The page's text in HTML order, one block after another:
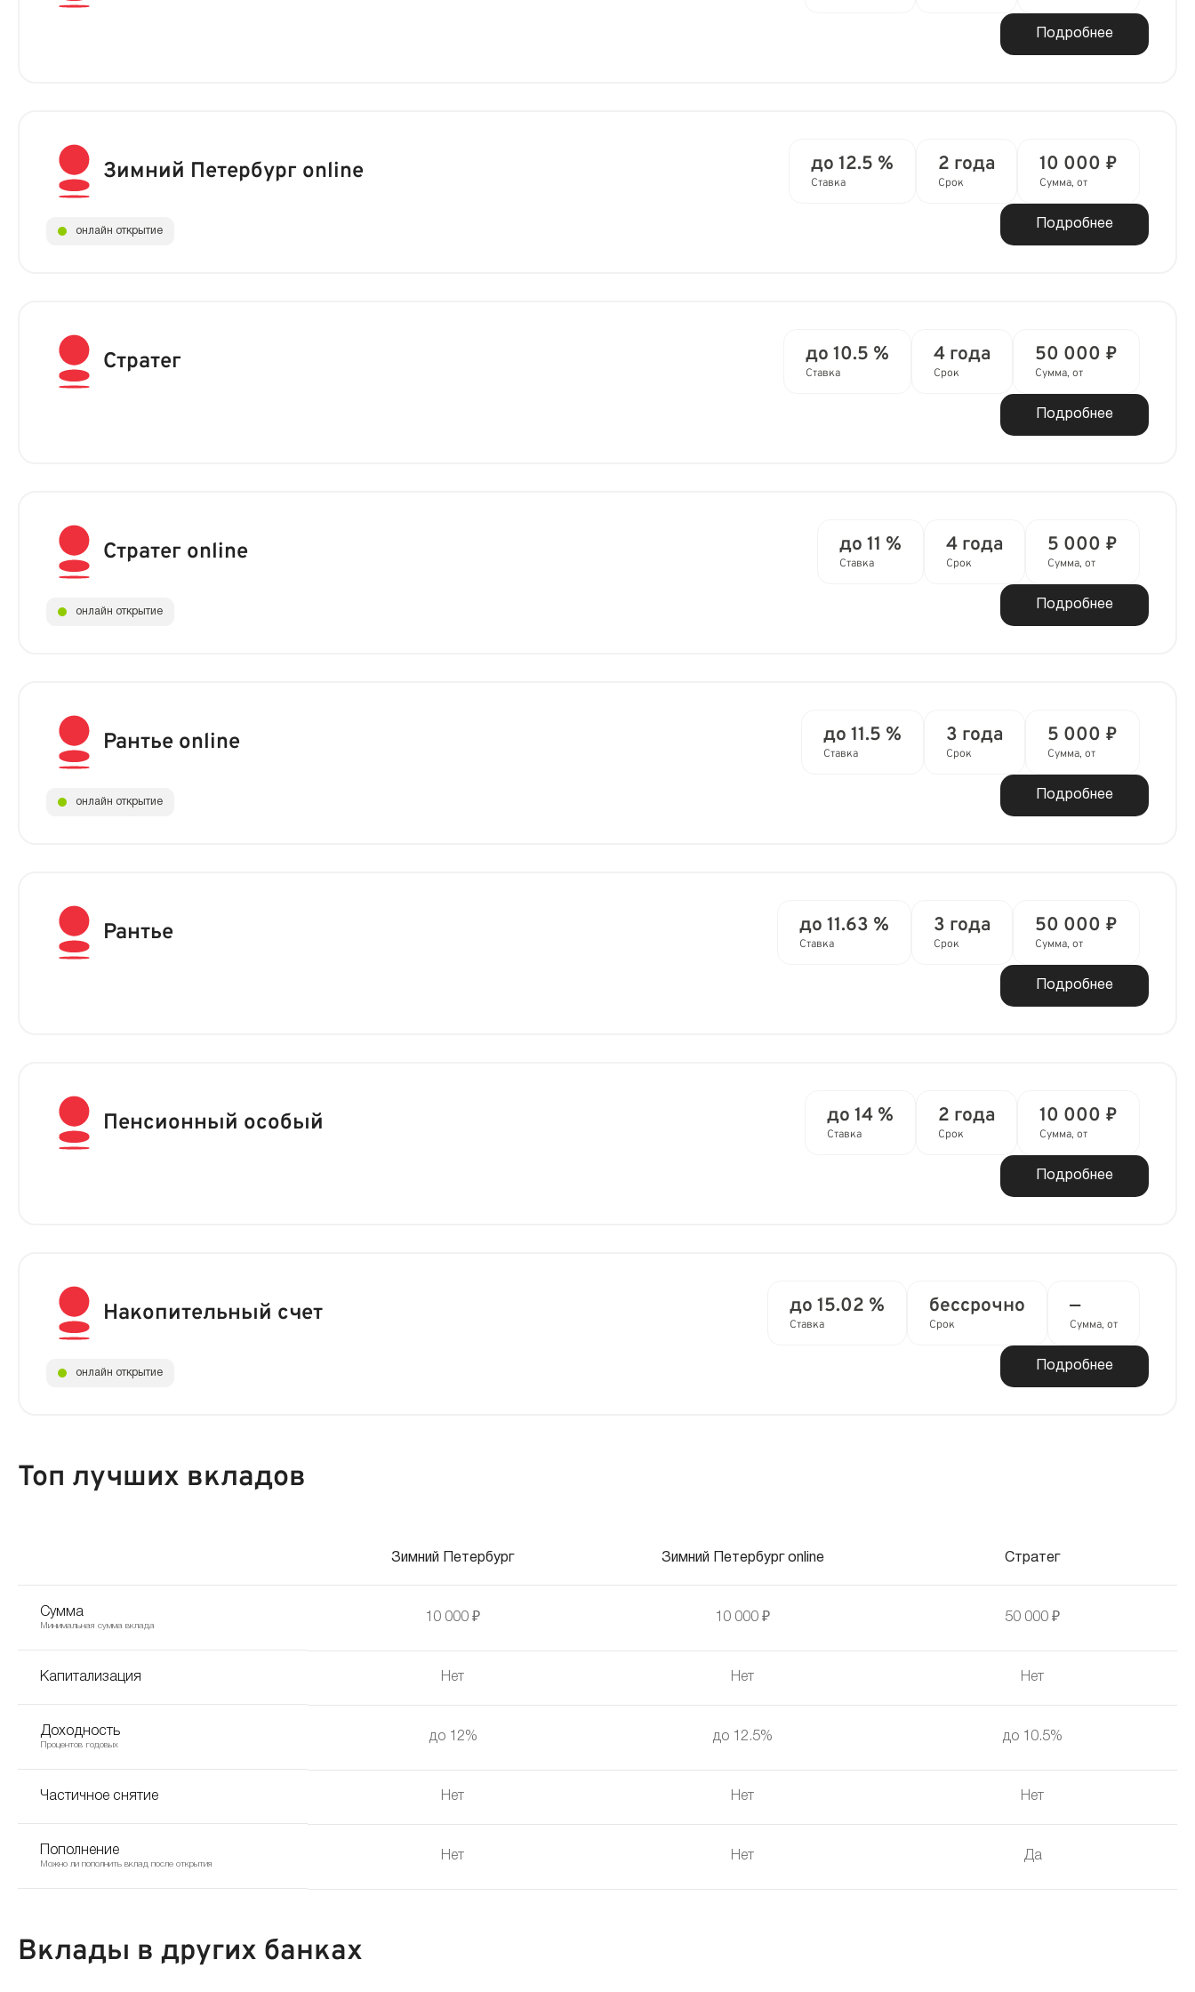
Подробнее
Зимний Петербург online до 12.5 %
Ставка
2 года
Срок
10 000 ₽
Сумма, от
Подробнее
онлайн открытие
Стратег до 10.5 %
Ставка
4 года
Срок
50 000 ₽
Сумма, от
Подробнее
Стратег online до 11 %
Ставка
4 года
Срок
5 000 ₽
Сумма, от
Подробнее
онлайн открытие
Рантье online до 11.5 %
Ставка
3 года
Срок
5 000 ₽
Сумма, от
Подробнее
онлайн открытие
Рантье до 11.63 %
Ставка
3 года
Срок
50 000 ₽
Сумма, от
Подробнее
Пенсионный особый до 14 %
Ставка
2 года
Срок
10 000 ₽
Сумма, от
Подробнее
Накопительный счет до 15.02 %
Ставка
бессрочно
Срок
—
Сумма, от
Подробнее
онлайн открытие
Топ лучших вкладов
Зимний Петербург Зимний Петербург online Стратег
Сумма
Минимальная сумма вклада
10 000 ₽ 10 000 ₽ 50 000 ₽
Капитализация Нет Нет Нет
Доходность
Процентов годовых
до 12% до 12.5% до 10.5%
Частичное снятие Нет Нет Нет
Пополнение
Можно ли пополнить вклад после открытия
Нет Нет Да
Вклады в других банках